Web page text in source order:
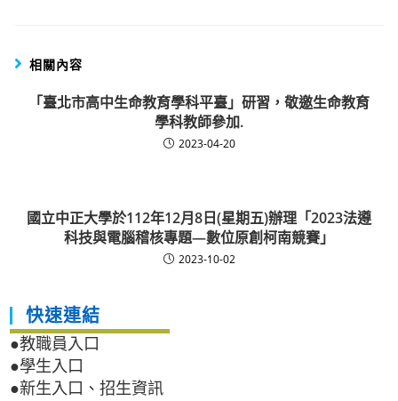
相關內容
「臺北市高中生命教育學科平臺」研習，敬邀生命教育
學科教師參加.
2023-04-20
國立中正大學於112年12月8日(星期五)辦理「2023法遵
科技與電腦稽核專題—數位原創柯南競賽」
2023-10-02
快速連結
●教職員入口
●學生入口
●新生入口、招生資訊